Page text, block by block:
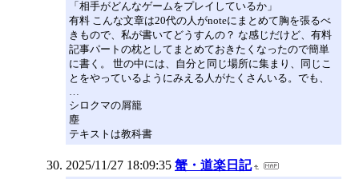
「相手がどんなゲームをプレイしているか」
有料 こんな文章は20代の人がnoteにまとめて胸を張るべ
きもので、私が書いてどうすんの？ な感じだけど、有料
記事パートの枕としてまとめておきたくなったので簡単
に書く。 世の中には、自分と同じ場所に集まり、同じこ
とをやっているようにみえる人がたくさんいる。でも、
シロクマの屑籠
塵
テキストは教科書
2025/11/27 18:09:35 蟹・道楽日記